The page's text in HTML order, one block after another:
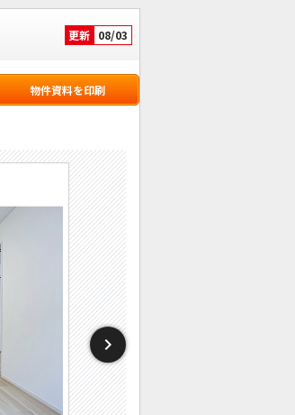
更新 08/03
物件資料を印刷